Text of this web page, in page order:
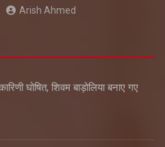
Arish Ahmed
घोषित, शिवम बाड़ोलिया बनाए गए